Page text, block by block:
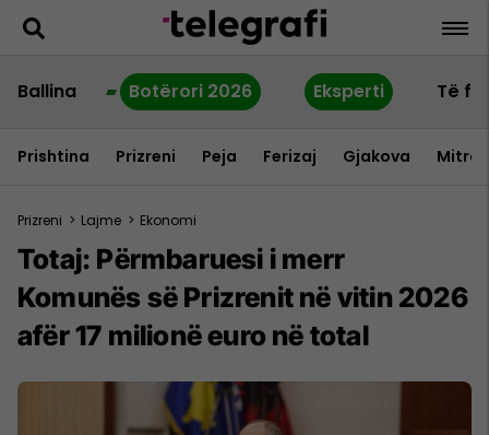
Ballina Botërori 2026 Eksperti Të
Prishtina Prizreni Peja Ferizaj Gjakova
Prizreni > Lajme > Ekonomi
Totaj: Përmbaruesi i merr
Komunës së Prizrenit në vitin 2026
afër 17 milionë euro në total